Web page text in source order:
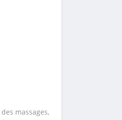
massages,